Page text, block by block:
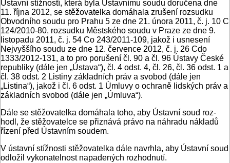
Ústavní stížností, která byla Ústavnímu soudu doručena dne
11. října 2012, se stěžovatelka domáhala zrušení roz­sudku
Obvodního soudu pro Prahu 5 ze dne 21. února 2011, č. j. 10 C
124/2010-80, rozsudku Městského soudu v Pra­ze ze dne 9.
listopadu 2011, č. j. 54 Co 243/2011-109, jakož i usnesení
Nejvyššího soudu ze dne 12. července 2012, č. j. 26 Cdo
1333/2012-131, a to pro porušení čl. 90 a čl. 96 Ústa­vy České
republiky (dále jen „Ústava“), čl. 4 odst. 4, čl. 26, čl. 36 odst. 1 a
čl. 38 odst. 2 Listiny základních práv a svo­bod (dále jen
„Listina“), jakož i čl. 6 odst. 1 Úmluvy o ochra­ně lidských práv a
základních svobod (dále jen „Úmluva“).
Dále se stěžovatelka domáhala toho, aby Ústavní soud roz­
hodl, že stěžovatelce se přiznává právo na náhradu nákladů
řízení před Ústavním soudem.
V ústavní stížnosti stěžovatelka dále navrhla, aby Ústavní soud
odložil vykonatelnost napadených rozhodnutí.